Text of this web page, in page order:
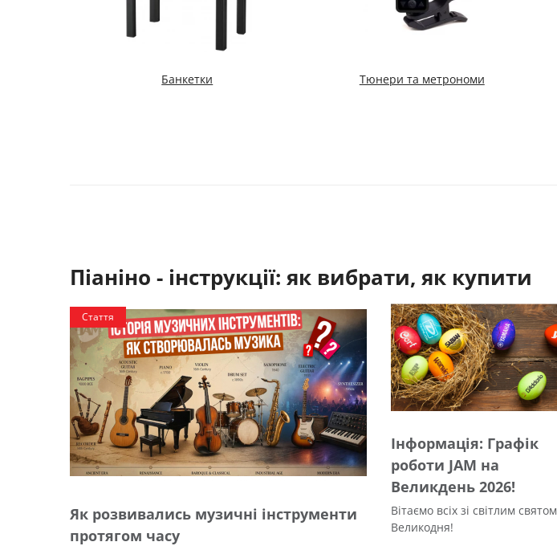
Банкетки Тюнери та метрономи
Піаніно - інструкції: як вибрати, як купити
Стаття
Як розвивались музичні інструменти
протягом часу
Інформація: Графік
роботи JAM на
Великдень 2026!
Вітаємо всіх зі світлим святом
Великодня!